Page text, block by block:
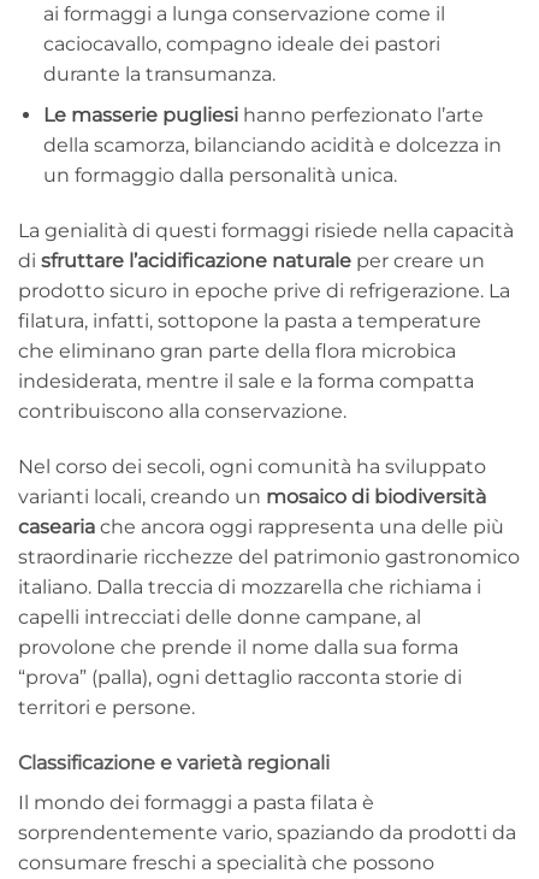
ai formaggi a lunga conservazione come il
caciocavallo, compagno ideale dei pastori
durante la transumanza.
Le masserie pugliesihanno perfezionato l’arte
della scamorza, bilanciando acidità e dolcezza in
un formaggio dalla personalità unica.
La genialità di questi formaggi risiede nella capacità
di sfruttare l’acidificazione naturale per creare un
prodotto sicuro in epoche prive di refrigerazione. La
filatura, infatti, sottopone la pasta a temperature
che eliminano gran parte della flora microbica
indesiderata, mentre il sale e la forma compatta
contribuiscono alla conservazione.
Nel corso dei secoli, ogni comunità ha sviluppato
varianti locali, creando un mosaico di biodiversità
casearia che ancora oggi rappresenta una delle più
straordinarie ricchezze del patrimonio gastronomico
italiano. Dalla treccia di mozzarella che richiama i
capelli intrecciati delle donne campane, al
provolone che prende il nome dalla sua forma
“prova” (palla), ogni dettaglio racconta storie di
territori e persone.
Classificazione e varietà regionali
Il mondo dei formaggi a pasta filata è
sorprendentemente vario, spaziando da prodotti da
consumare freschi a specialità che possono